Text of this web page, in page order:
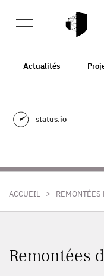
Actualités
status.io
ACCUEIL >
Remontées